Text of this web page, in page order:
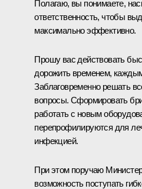
Полагаю, вы понимаете,
ответственность, чтобы
максимально эффективно.
Прошу вас действовать
дорожить временем,
Заблаговременно решать
вопросы. Сформировать
работать с новым
перепрофилируются для
инфекцией.
При этом поручаю
возможность поступать